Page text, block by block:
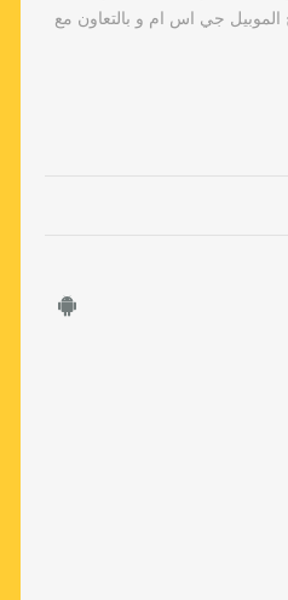
جي اس ام و بالتعاون مع